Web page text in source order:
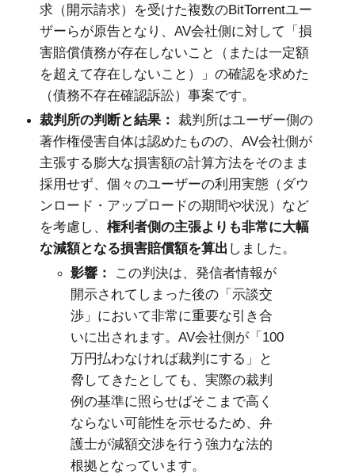
求（開示請求）を受けた複数のBitTorrentユー
ザーらが原告となり、 AV会社側に対して「損
害賠償債務が存在しないこと（または一定額
を超えて存在しないこと）」の確認を求めた
（債務不存在確認訴訟）事案です。
裁判所の判断と結果： 裁判所はユーザー側の
著作権侵害自体は認めたものの、 AV会社側が
主張する膨大な損害額の計算方法をそのまま
採用せず、個々のユーザーの利用実態（ダウ
ンロード・アップロードの期間や状況）など
を考慮し、 権利者側の主張よりも非常に大幅
な減額となる損害賠償額を算出 しました。
影響：
この判決は、発信者情報が
開示されてしまった後の「示談交
渉」において非常に重要な引き合
いに出されます。AV会社側が「100
万円払わなければ裁判にする」と
脅してきたとしても、実際の裁判
例の基準に照らせばそこまで高く
ならない可能性を示せるため、弁
護士が減額交渉を行う強力な法的
根拠となっています。